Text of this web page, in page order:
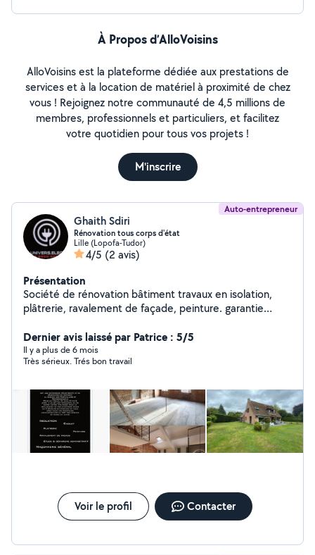
À Propos d’AlloVoisins
AlloVoisins est la plateforme dédiée aux prestations de
services et à la location de matériel à proximité de chez
vous ! Rejoignez notre communauté de 4,5 millions de
membres, professionnels et particuliers, et facilitez
votre quotidien pour tous vos projets !
M'inscrire
Auto-entrepreneur
Ghaith Sdiri
Rénovation tous corps d'état
Lille (Lopofa-Tudor)
4/5 (2 avis)
Présentation
Société de rénovation bâtiment travaux en isolation,
plâtrerie, ravalement de façade, peinture. garantie
professionnalisme on vous garantie le bon déroulement
bien référencier nos prix sont bien étudier on n'est pas
les moins chère ni les plus chère. niveau qualité prix
Dernier avis laissé par Patrice : 5/5
Il y a plus de 6 mois
Très sérieux. Trés bon travail
Voir le profil Contacter